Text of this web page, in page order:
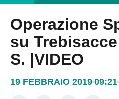
Operazione
su
S. |VIDEO
19 FEBBRAIO 2019 09:21